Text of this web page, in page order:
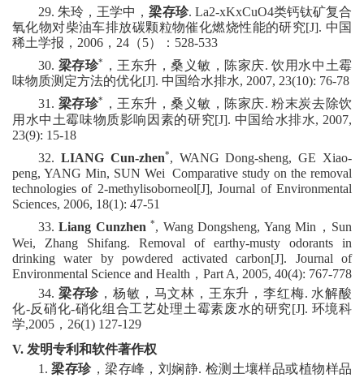
29.朱玲，王学中，梁存珍. La2-xKxCuO4类钙钛矿复合
氧化物对柴油车排放碳颗粒物催化燃烧性能的研究[J]. 中国
稀土学报， 2006 ， 24 （5）： 528-533
30. 梁存珍* ，王东升，桑义敏，陈家庆.饮用水中土霉
味物质测定方法的优化[J]. 中国给水排水, 2007, 23(10): 76-78
31. 梁存珍* ，王东升，桑义敏，陈家庆.粉末炭去除饮
用水中土霉味物质影响因素的研究[J]. 中国给水排水, 2007,
23(9): 15-18
32. LIANG Cun-zhen*, WANG Dong-sheng, GE Xiao-
peng, YANG Min, SUN Wei
Comparative study on the removal
technologies of 2-methylisoborneol[J], Journal of Environmental
Sciences, 2006, 18(1): 47-51
33. Liang Cunzhen*, WangDongsheng, YangMin ， Sun
Wei, Zhang Shifang. Removal of earthy-musty odorants in
drinking water by powdered activated carbon[J]. Journal of
Environmental Science and Health ， Part A, 2005, 40(4): 767-778
34. 梁存珍 ，杨敏，马文林，王东升，李红梅. 水解酸
化-反硝化-硝化组合工艺处理土霉素废水的研究[J]. 环境科
学,2005 ， 26(1) 127-129
V. 发明专利和软件著作权
1.梁存珍，梁存峰，刘娴静. 检测土壤样品或植物样品